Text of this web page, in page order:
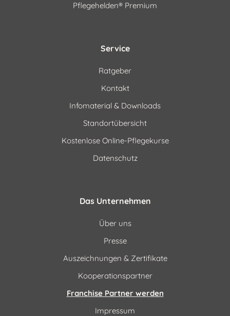
Pflegehelden® Premium
Service
Ratgeber
Kontakt
Infomaterial & Downloads
Standortübersicht
Kostenlose Online-Pflegekurse
Datenschutz
Das Unternehmen
Über uns
Presse
Auszeichnungen & Zertifikate
Kooperationspartner
Franchise Partner werden
Impressum